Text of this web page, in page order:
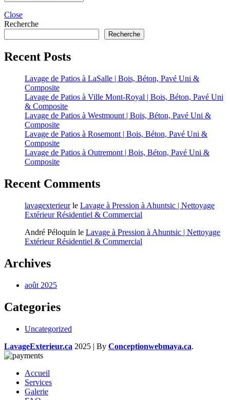
Close
Recherche
Recherche
Recent Posts
Lavage de Patios à LaSalle | Bois, Béton, Pavé Uni &
Composite
Lavage de Patios à Ville Mont-Royal | Bois, Béton, Pavé Uni
& Composite
Lavage de Patios à Westmount | Bois, Béton, Pavé Uni &
Composite
Lavage de Patios à Rosemont | Bois, Béton, Pavé Uni &
Composite
Lavage de Patios à Outremont | Bois, Béton, Pavé Uni &
Composite
Recent Comments
lavagexterieurle Lavage à Pression à Ahuntsic | Nettoyage
Extérieur Résidentiel & Commercial
André Péloquin le Lavage à Pression à Ahuntsic | Nettoyage
Extérieur Résidentiel & Commercial
Archives
août 2025
Categories
Uncategorized
LavageExterieur.ca 2025 | By Conceptionwebmaya.ca.
Accueil
Services
Galerie